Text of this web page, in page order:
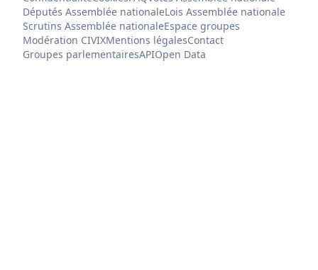
Députés Assemblée nationaleLois Assemblée nationale
Scrutins Assemblée nationaleEspace groupes
Modération CIVIXMentions légalesContact
Groupes parlementairesAPIOpen Data